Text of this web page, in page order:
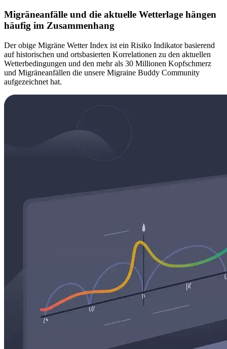
Migräneanfälle und die aktuelle Wetterlage hängen
häufig im Zusammenhang
Der obige Migräne Wetter Index ist ein Risiko Indikator basierend
auf historischen und ortsbasierten Korrelationen zu den aktuellen
Wetterbedingungen und den mehr als 30 Millionen Kopfschmerz
und Migräneanfällen die unsere Migraine Buddy Community
aufgezeichnet hat.